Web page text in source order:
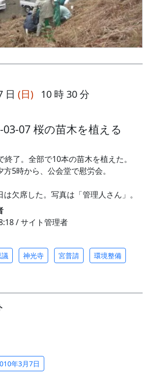
日 (日) 10 時 30 分
07 桜の苗木を植える
了。全部で10本の苗木を植えた。
5時から、公会堂で慰労会。
欠席した。写真は「管理人さん」。
/ サイト管理者
神光寺 宮普請 環境整備
年3月7日